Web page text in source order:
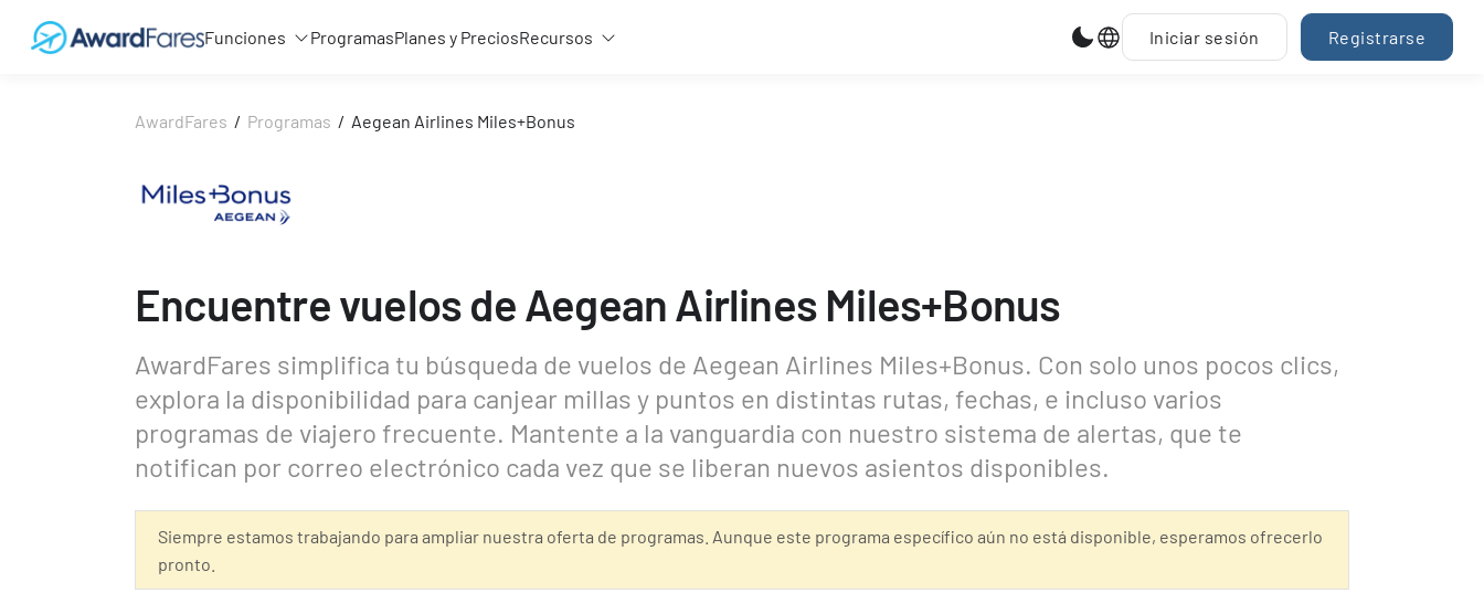
Funciones ProgramasPlanes y PreciosRecursos Iniciar sesión Registrarse
AwardFares / Programas / Aegean Airlines Miles+Bonus
Encuentre vuelos de Aegean Airlines Miles+Bonus
AwardFares simplifica tu búsqueda de vuelos de Aegean Airlines Miles+Bonus. Con solo unos pocos clics,
explora la disponibilidad para canjear millas y puntos en distintas rutas, fechas, e incluso varios
programas de viajero frecuente. Mantente a la vanguardia con nuestro sistema de alertas, que te
notifican por correo electrónico cada vez que se liberan nuevos asientos disponibles.
Siempre estamos trabajando para ampliar nuestra oferta de programas. Aunque este programa específico aún no está disponible, esperamos ofrecerlo
pronto.